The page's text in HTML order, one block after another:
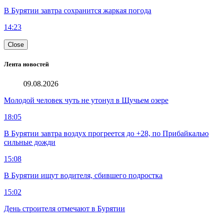
В Бурятии завтра сохранится жаркая погода
14:23
Close
Лента новостей
09.08.2026
Молодой человек чуть не утонул в Щучьем озере
18:05
В Бурятии завтра воздух прогреется до +28, по Прибайкалью
сильные дожди
15:08
В Бурятии ищут водителя, сбившего подростка
15:02
День строителя отмечают в Бурятии